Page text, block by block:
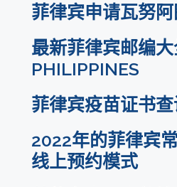
菲律宾申请瓦努阿
最新菲律宾邮编
PHILIPPINES
菲律宾疫苗证书
2022年的菲律宾
线上预约模式